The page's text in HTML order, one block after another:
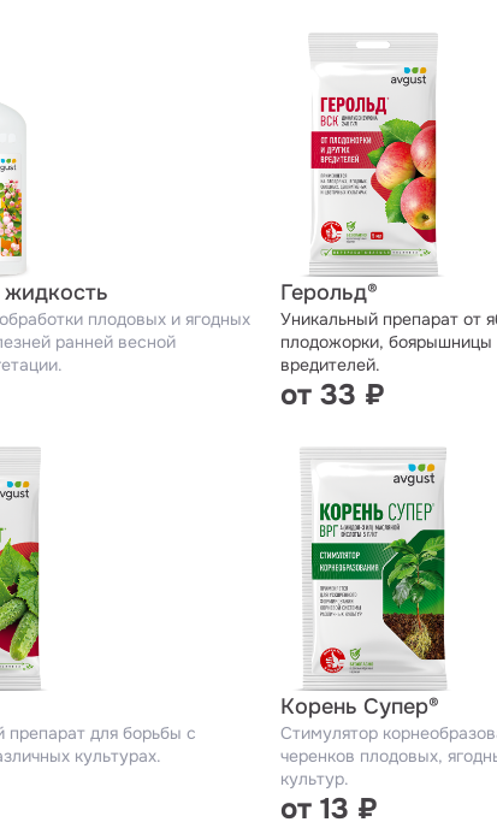
плодовых и ягодных
ранней весной
Герольд®
Уникальный препарат от
плодожорки, боярышницы
вредителей.
от 33 ₽
препарат для борьбы с
культурах.
Корень Супер®
Стимулятор
черенков плодовых,
культур.
от 13 ₽